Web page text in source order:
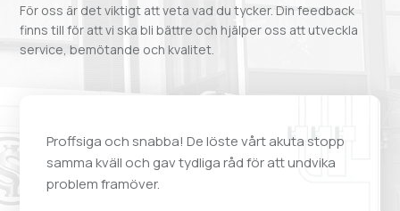
För oss är det viktigt att veta vad du tycker. Din feedback
finns till för att vi ska bli bättre och hjälper oss att utveckla
service, bemötande och kvalitet.
Proffsiga och snabba! De löste vårt akuta stopp
samma kväll och gav tydliga råd för att undvika
problem framöver.